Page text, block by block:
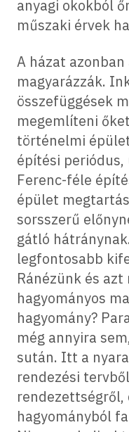
anyagi okokból
műszaki érvek
A házat
magyarázzák.
összefüggések
megemlíteni
történelmi
építési periódus,
Ferenc-féle
épület
sorsszerű
gátló
legfontosabb
Ránézünk és
hagyományos
hagyomány?
még annyira
sután. Itt a
rendezési
rendezettségről,
hagyományból